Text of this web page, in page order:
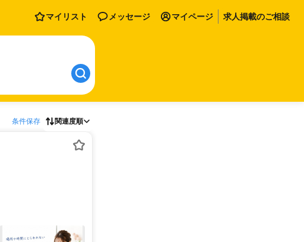
マイリスト メッセージ マイページ 求人掲載のご相談
条件保存 関連度順